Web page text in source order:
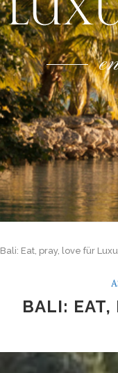
Bali: Eat, pray, love für
BALI: EAT,